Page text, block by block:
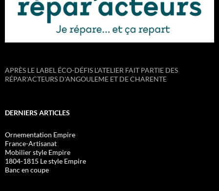
APRÈS LE LABEL ÉCO-DÉFIS L'ATELIER FAIT PARTIE DES
RÉPAR'ACTEURS D'ANGOULEME ET DE CHARENTE
DERNIERS ARTICLES
Ornementation Empire
France-Artisanat
Mobilier style Empire
1804-1815 Le style Empire
Banc en coupe